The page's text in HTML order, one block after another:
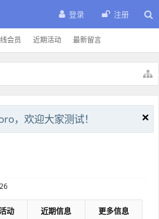
会员 近期活动 最新留言
登录 注册
，欢迎大家测试！
动 近期信息 更多信息